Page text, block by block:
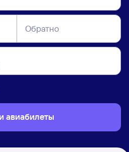
Обратно
авиабилеты